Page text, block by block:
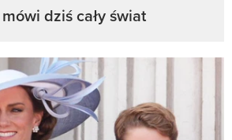
dziś cały świat